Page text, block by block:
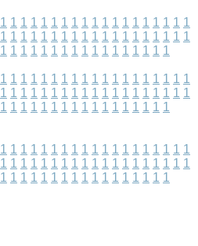
1 1 1 1 1 1 1 1 1 1 1 1 1 1 1 1 1 1 1
1 1 1 1 1 1 1 1 1 1 1 1 1 1 1 1 1 1 1
1 1 1 1 1 1 1 1 1 1 1 1 1 1 1 1 1
1 1 1 1 1 1 1 1 1 1 1 1 1 1 1 1 1 1 1
1 1 1 1 1 1 1 1 1 1 1 1 1 1 1 1 1 1 1
1 1 1 1 1 1 1 1 1 1 1 1 1 1 1 1 1
1 1 1 1 1 1 1 1 1 1 1 1 1 1 1 1 1 1 1
1 1 1 1 1 1 1 1 1 1 1 1 1 1 1 1 1 1 1
1 1 1 1 1 1 1 1 1 1 1 1 1 1 1 1 1